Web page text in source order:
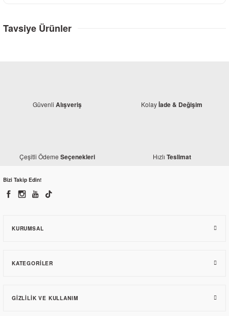
Tavsiye Ürünler
Bajaj Dominar D 250 Zincir Kilidi
25,86 TL
Güvenli Alışveriş Kolayİade & Değişim
Çeşitli Ödeme Seçenekleri Hızlı Teslimat
Bizi Takip Edin!
KURUMSAL
KATEGORILER
GIZLILIK VE KULLANIM